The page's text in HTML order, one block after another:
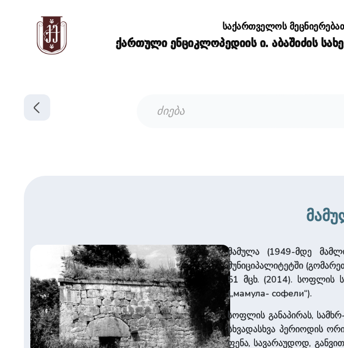
საქართველოს
ქართული ენციკლოპედიის ი. აბაშიძის
მამულა (1949-მდე
მუნიციპალიტეტში
51 მცხ. (2014). სოფლის
(„мамула- софели“).
სოფლის განაპირას,
სხვადასხვა პერიოდის
ფენა, სავარაუდოდ,